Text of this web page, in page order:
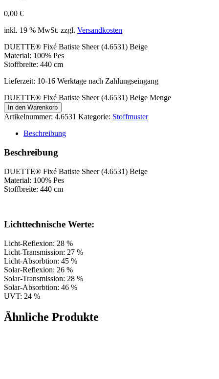
0,00 €
inkl. 19 % MwSt. zzgl. Versandkosten
DUETTE® Fixé Batiste Sheer (4.6531) Beige
Material: 100% Pes
Stoffbreite: 440 cm
Lieferzeit: 10-16 Werktage nach Zahlungseingang
DUETTE® Fixé Batiste Sheer (4.6531) Beige Menge
In den Warenkorb
Artikelnummer: 4.6531 Kategorie: Stoffmuster
Beschreibung
Beschreibung
DUETTE® Fixé Batiste Sheer (4.6531) Beige
Material: 100% Pes
Stoffbreite: 440 cm
Lichttechnische Werte:
Licht-Reflexion: 28 %
Licht-Transmission: 27 %
Licht-Absorbtion: 45 %
Solar-Reflexion: 26 %
Solar-Transmission: 28 %
Solar-Absorbtion: 46 %
UVT: 24 %
Ähnliche Produkte